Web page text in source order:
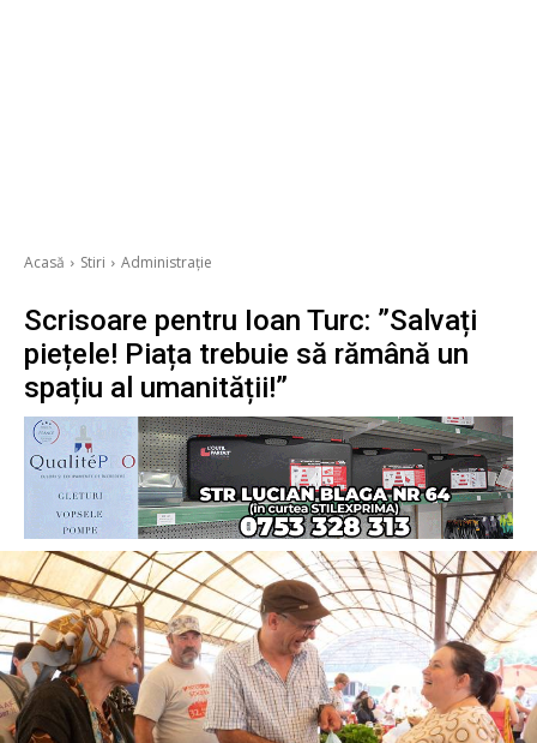
Acasă Stiri Administrație
Scrisoare pentru Ioan Turc: ”Salvați
piețele! Piața trebuie să rămână un
spațiu al umanității!”